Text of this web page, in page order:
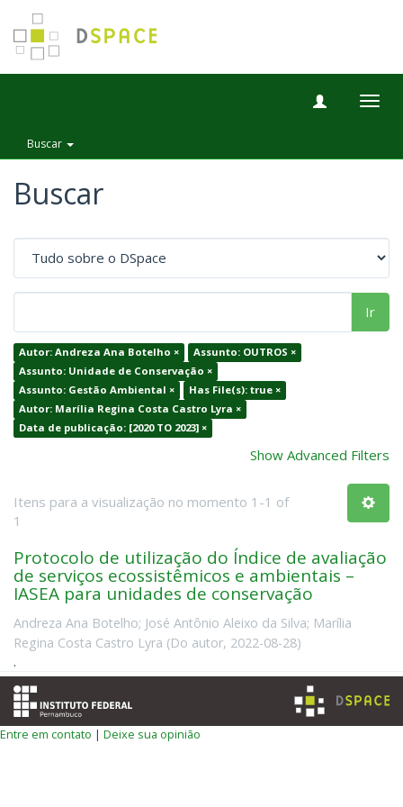
Buscar
Buscar
Ir
Autor: Andreza Ana Botelho ×
Assunto: OUTROS ×
Assunto: Unidade de Conservação ×
Assunto: Gestão Ambiental ×
Has File(s): true ×
Autor: Marília Regina Costa Castro Lyra ×
Data de publicação: [2020 TO 2023] ×
Show Advanced Filters
Itens para a visualização no momento 1-1 of
1
Protocolo de utilização do Índice de avaliação
de serviços ecossistêmicos e ambientais –
IASEA para unidades de conservação
Andreza Ana Botelho; José Antônio Aleixo da Silva; Marília
Regina Costa Castro Lyra (Do autor, 2022-08-28)
.
Entre em contato | Deixe sua opinião